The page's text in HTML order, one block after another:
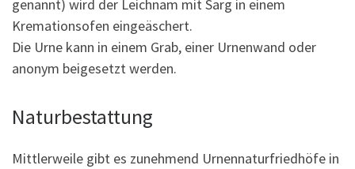
genannt) wird der Leichnam mit Sarg in einem
Kremationsofen eingeäschert.
Die Urne kann in einem Grab, einer Urnenwand oder
anonym beigesetzt werden.
Naturbestattung
Mittlerweile gibt es zunehmend Urnennaturfriedhöfe in